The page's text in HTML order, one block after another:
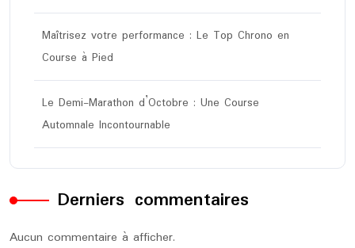
Maîtrisez votre performance : Le Top Chrono en
Course à Pied
Le Demi-Marathon d’Octobre : Une Course
Automnale Incontournable
Derniers commentaires
Aucun commentaire à afficher.